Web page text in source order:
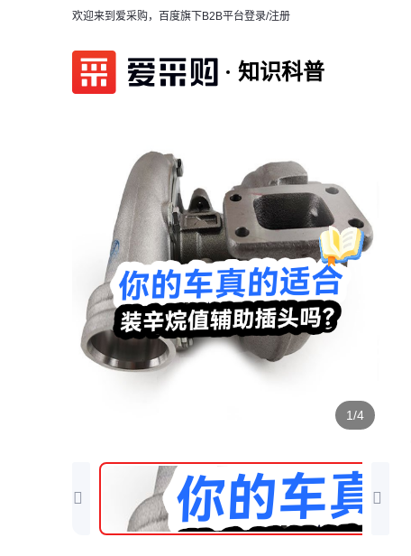
欢迎来到爱采购，百度旗下B2B平台登录/注册
知识科普
1/4